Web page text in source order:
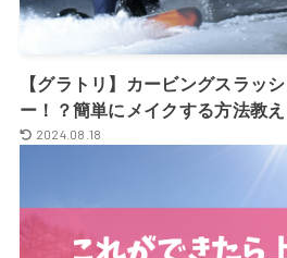
【グラトリ】カービングスラッ
ー！？簡単にメイクする方法教
2024.08.18